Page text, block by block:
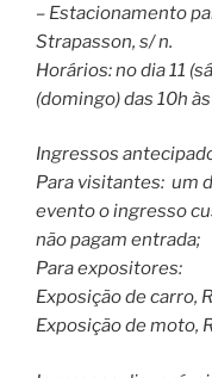
– Estacionamento
Strapasson, s/ n.
Horários: no dia 11
(domingo) das 10h
Ingressos
Para visitantes: um
evento o ingresso
não pagam entrada;
Para expositores:
Exposição de carro,
Exposição de moto,